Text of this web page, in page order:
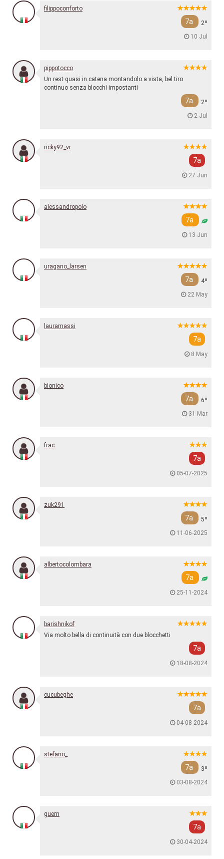
filippoconforto
7a
2º
10 Jul
pippotocco
Un rest quasi in catena montandolo a vista, bel tiro
continuo senza blocchi impostanti
7a
2º
2 Jul
ricky92_vr
7a
27 Jun
alessandropolo
7a
13 Jun
uragano_larsen
7a
4º
22 May
lauramassi
7a
8 May
bionico
7a
6º
31 Mar
frac
7a
05-07-2025
zuk291
7a
5º
11-06-2025
albertocolombara
7a
25-11-2024
barishnikof
Via molto bella di continuità con due blocchetti
7a
18-08-2024
cucubeghe
7a
04-08-2024
stefano_
7a
3º
03-08-2024
guern
7a
30-04-2024